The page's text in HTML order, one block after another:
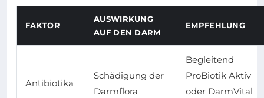
FAKTOR
AUSWIRKUNG
AUF DEN DARM
EMPFEHLUNG
Antibiotika
Schädigung der
Darmflora
Begleitend
ProBiotik Aktiv
oder DarmVital